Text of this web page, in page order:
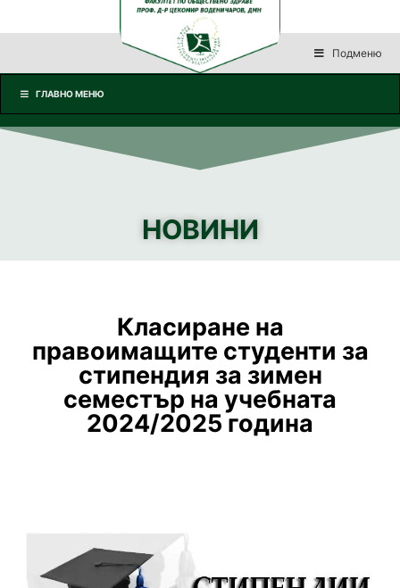
Подменю
ГЛАВНО МЕНЮ
НОВИНИ
Класиране на
правоимащите студенти за
стипендия за зимен
семестър на учебната
2024/2025 година